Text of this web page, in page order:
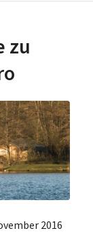
zu
2016